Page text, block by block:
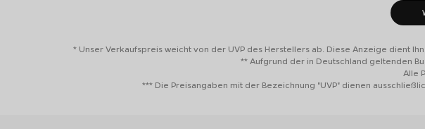
* Unser Verkaufspreis weicht von der UVP des Herstellers ab. Diese Anzeige dient
** Aufgrund der in Deutschland geltenden
Alle
*** Die Preisangaben mit der Bezeichnung "UVP" dienen